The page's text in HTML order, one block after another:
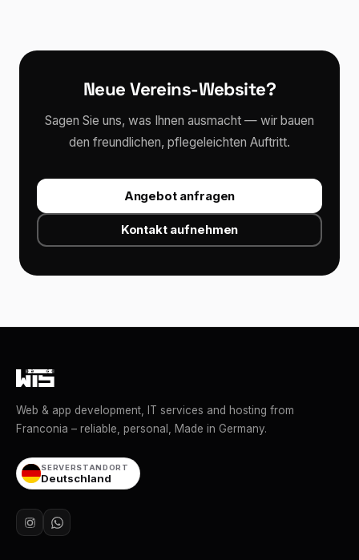
Neue Vereins-Website?
Sagen Sie uns, was Ihnen ausmacht — wir bauen
den freundlichen, pflegeleichten Auftritt.
Angebot anfragen
Kontakt aufnehmen
Web & app development, IT services and hosting from
Franconia – reliable, personal, Made in Germany.
SERVERSTANDORT
Deutschland